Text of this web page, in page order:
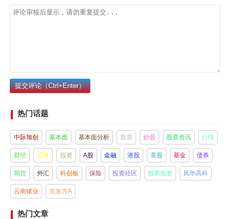
提交评论（Ctrl+Enter）
热门话题
中际旭创 基本面 基本面分析 股票 炒股 股票资讯 行情
财经 证券 投资 A股 金融 港股 美股 基金 债券
期货 外汇 科创板 保险 投资社区 股票投资 风华高科
云南锗业 京东方A
热门文章